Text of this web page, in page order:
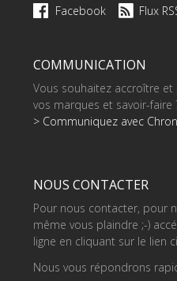
Facebook Flux
COMMUNICATION
Vous souhaitez accroître
vos marques et savoir-faire
> Communiquez avec
NOUS CONTACTER
Pour nous contacter, pour
même vous plaindre ;-)
ligne en cliquant sur le lien
Nous vous répondrons